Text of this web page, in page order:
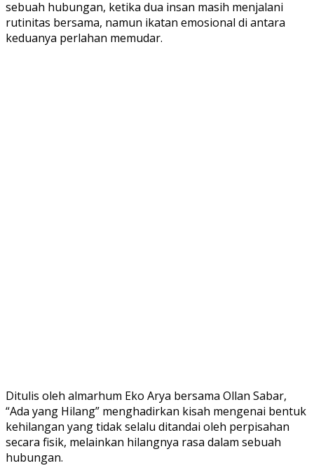
sebuah hubungan, ketika dua insan masih menjalani
rutinitas bersama, namun ikatan emosional di antara
keduanya perlahan memudar.
Ditulis oleh almarhum Eko Arya bersama Ollan Sabar,
“Ada yang Hilang” menghadirkan kisah mengenai bentuk
kehilangan yang tidak selalu ditandai oleh perpisahan
secara fisik, melainkan hilangnya rasa dalam sebuah
hubungan.